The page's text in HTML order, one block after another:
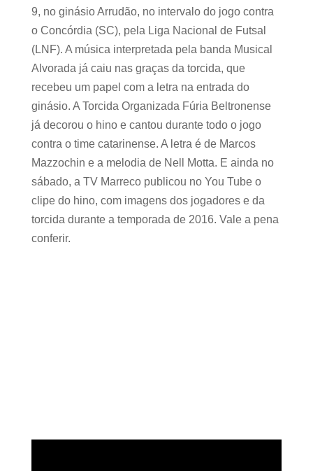
9, no ginásio Arrudão, no intervalo do jogo contra
o Concórdia (SC), pela Liga Nacional de Futsal
(LNF). A música interpretada pela banda Musical
Alvorada já caiu nas graças da torcida, que
recebeu um papel com a letra na entrada do
ginásio. A Torcida Organizada Fúria Beltronense
já decorou o hino e cantou durante todo o jogo
contra o time catarinense. A letra é de Marcos
Mazzochin e a melodia de Nell Motta. E ainda no
sábado, a TV Marreco publicou no You Tube o
clipe do hino, com imagens dos jogadores e da
torcida durante a temporada de 2016. Vale a pena
conferir.